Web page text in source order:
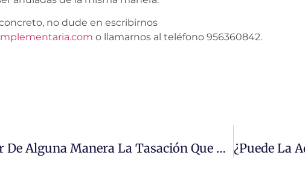
no dude en escribirnos
o llamarnos al teléfono 956360842.
¿Podemos Impugnar De Alguna Manera La Tasación Que Efectúe Un Tercer Perito En Sede Del Procedimiento De Tasación Pericial Contradictoria? ¿La Liquidación Complementaria Que Gire La Administración Tomando Como Base Ese Valor Es Definitiva?